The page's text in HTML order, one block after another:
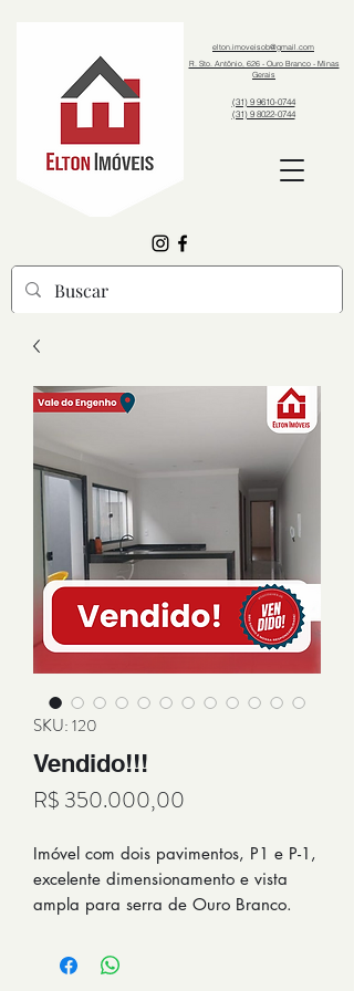
(31) 9 8022-0744
elton.imoveisob@gmail.com
R. Sto. Antônio, 626 - Ouro Branco - Minas
Gerais
(31) 9 9610-0744
SKU: 120
Vendido!!!
R$ 350.000,00
Imóvel com dois pavimentos, P1 e P-1,
excelente dimensionamento e vista
ampla para serra de Ouro Branco.
Pavimento 1
Sala e Cozinha Integradas